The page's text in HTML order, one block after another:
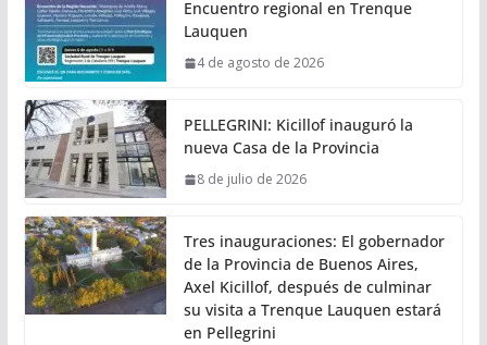
Encuentro regional en Trenque
Lauquen
4 de agosto de 2026
PELLEGRINI: Kicillof inauguró la
nueva Casa de la Provincia
8 de julio de 2026
Tres inauguraciones: El gobernador
de la Provincia de Buenos Aires,
Axel Kicillof, después de culminar
su visita a Trenque Lauquen estará
en Pellegrini